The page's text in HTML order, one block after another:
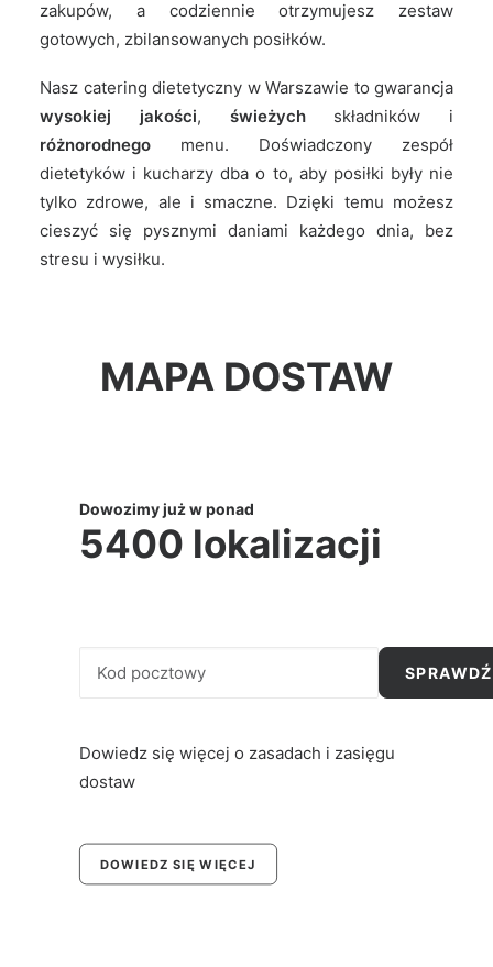
zakupów, a codziennie otrzymujesz zestaw
gotowych, zbilansowanych posiłków.
Nasz catering dietetyczny w Warszawie to gwarancja
wysokiej jakości, świeżychskładników i
różnorodnego menu. Doświadczony zespół
dietetyków i kucharzy dba o to, aby posiłki były nie
tylko zdrowe, ale i smaczne. Dzięki temu możesz
cieszyć się pysznymi daniami każdego dnia, bez
stresu i wysiłku.
MAPA DOSTAW
Dowozimy już w ponad
5400 lokalizacji
Dowiedz się więcej o zasadach i zasięgu
dostaw
DOWIEDZ SIĘ WIĘCEJ